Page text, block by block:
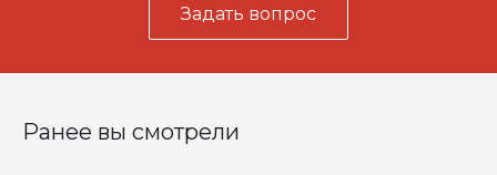
Задать вопрос
Ранее вы смотрели